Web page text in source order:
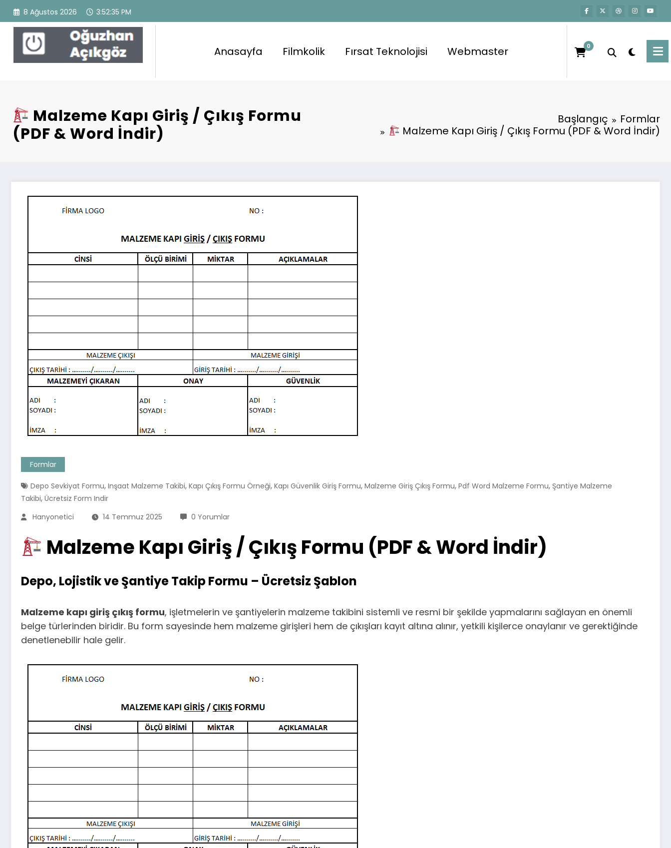
İçeriğe
atla
8 Ağustos 2026 3:52:36 PM
Anasayfa Filmkolik Fırsat Teknolojisi Webmaster 0
Malzeme Kapı Giriş / Çıkış Formu
(PDF & Word İndir)
Başlangıç
Formlar
Malzeme Kapı Giriş / Çıkış Formu (PDF & Word İndir)
Formlar
Depo Sevkiyat Formu, Inşaat Malzeme Takibi, Kapı Çıkış Formu Örneği, Kapı Güvenlik Giriş Formu, Malzeme Giriş Çıkış Formu, Pdf Word Malzeme Formu, Şantiye Malzeme
Takibi, Ücretsiz Form Indir
Hanyonetici
14 Temmuz 2025 0 Yorumlar
Malzeme Kapı Giriş / Çıkış Formu (PDF & Word İndir)
Depo, Lojistik ve Şantiye Takip Formu – Ücretsiz Şablon
Malzeme kapı giriş çıkış formu, işletmelerin ve şantiyelerin malzeme takibini sistemli ve resmi bir şekilde yapmalarını sağlayan en önemli
belge türlerinden biridir. Bu form sayesinde hem malzeme girişleri hem de çıkışları kayıt altına alınır, yetkili kişilerce onaylanır ve gerektiğinde
denetlenebilir hale gelir.